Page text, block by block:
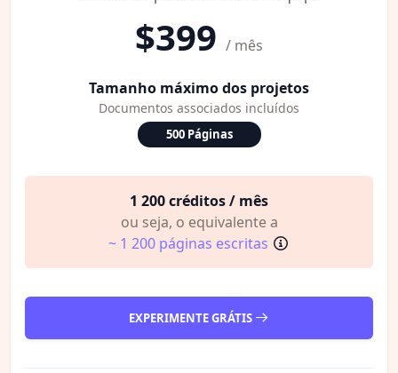
$399 / mês
Tamanho máximo dos projetos
Documentos associados incluídos
500 Páginas
1 200 créditos / mês
ou seja, o equivalente a
~ 1 200 páginas escritas
EXPERIMENTE GRÁTIS